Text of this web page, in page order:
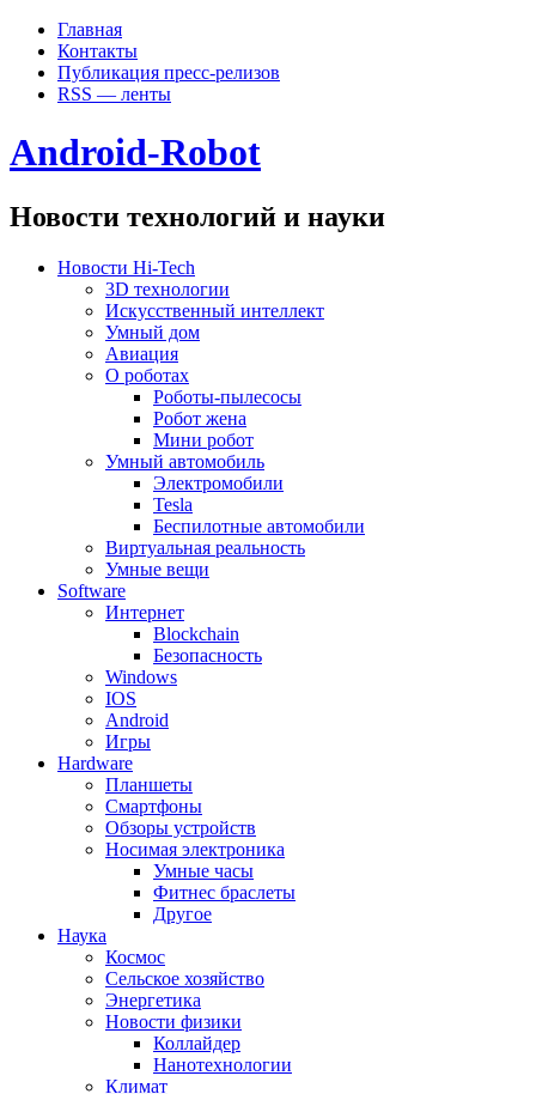
Главная
Контакты
Публикация пресс-релизов
RSS — ленты
Android-Robot
Новости технологий и науки
Новости Hi-Tech
3D технологии
Искусственный интеллект
Умный дом
Авиация
О роботах
Роботы-пылесосы
Робот жена
Мини робот
Умный автомобиль
Электромобили
Tesla
Беспилотные автомобили
Виртуальная реальность
Умные вещи
Software
Интернет
Blockchain
Безопасность
Windows
IOS
Android
Игры
Hardware
Планшеты
Смартфоны
Обзоры устройств
Носимая электроника
Умные часы
Фитнес браслеты
Другое
Наука
Космос
Сельское хозяйство
Энергетика
Новости физики
Коллайдер
Нанотехнологии
Климат